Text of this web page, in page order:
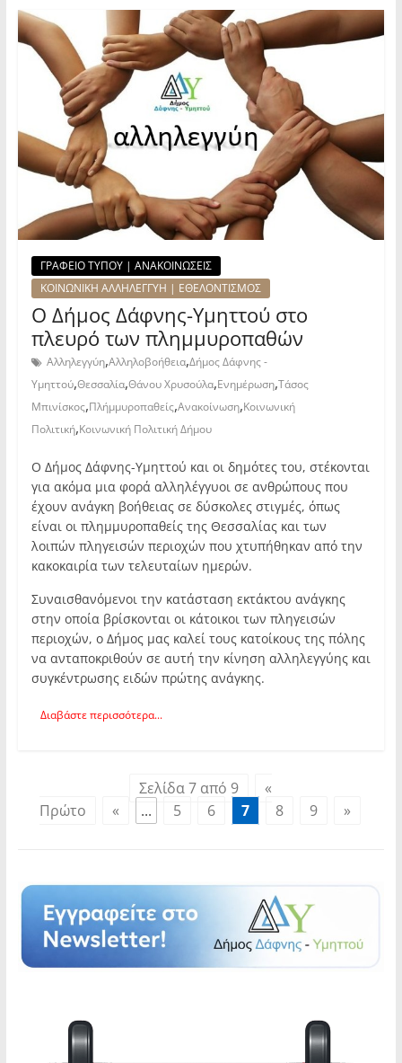
ΓΡΑΦΕΙΟ ΤΥΠΟΥ | ΑΝΑΚΟΙΝΩΣΕΙΣ
ΚΟΙΝΩΝΙΚΗ ΑΛΛΗΛΕΓΓΥΗ | ΕΘΕΛΟΝΤΙΣΜΟΣ
Ο Δήμος Δάφνης-Υμηττού στο
πλευρό των πλημμυροπαθών
Αλληλεγγύη,Αλληλοβοήθεια,Δήμος Δάφνης -
Υμηττού,Θεσσαλία,Θάνου Χρυσούλα,Ενημέρωση,Τάσος
Μπινίσκος,Πλήμμυροπαθείς,Ανακοίνωση,Κοινωνική
Πολιτική,Κοινωνική Πολιτική Δήμου
Ο Δήμος Δάφνης-Υμηττού και οι δημότες του, στέκονται
για ακόμα μια φορά αλληλέγγυοι σε ανθρώπους που
έχουν ανάγκη βοήθειας σε δύσκολες στιγμές, όπως
είναι οι πλημμυροπαθείς της Θεσσαλίας και των
λοιπών πληγεισών περιοχών που χτυπήθηκαν από την
κακοκαιρία των τελευταίων ημερών.
Συναισθανόμενοι την κατάσταση εκτάκτου ανάγκης
στην οποία βρίσκονται οι κάτοικοι των πληγεισών
περιοχών, ο Δήμος μας καλεί τους κατοίκους της πόλης
να ανταποκριθούν σε αυτή την κίνηση αλληλεγγύης και
συγκέντρωσης ειδών πρώτης ανάγκης.
Διαβάστε περισσότερα...
Σελίδα 7 από 9
«
Πρώτο
« ... 5 6 7 8 9 »